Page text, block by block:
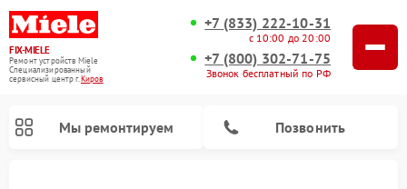
FIX-MIELE
Ремонт устройств Miele
Специализированный
cервисный центр г.Киров
+7 (833) 222-10-31
с 10:00 до 20:00
+7 (800) 302-71-75
Звонок бесплатный по РФ
Мы ремонтируем Позвонить